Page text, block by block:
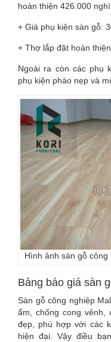
hoàn thiện 426.000
+ Giá phụ kiện sàn gỗ:
+ Thợ lắp đặt hoàn
Ngoài ra còn các phụ
phụ kiện phào nẹp và
Hình ảnh sàn gỗ
Bảng báo giá sàn
Sàn gỗ công nghiệp
ẩm, chống cong
đẹp, phù hợp với các
hiện đại. Vậy điều